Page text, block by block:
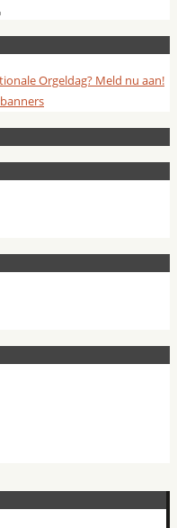
Orgeldag? Meld nu aan!